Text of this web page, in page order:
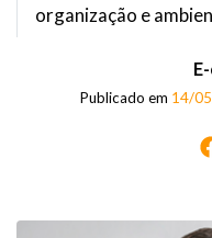
organização e
Publicado em 14/